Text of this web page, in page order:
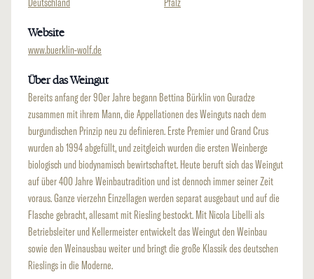
Website
www.buerklin-wolf.de
Über das Weingut
Bereits anfang der 90er Jahre begann Bettina Bürklin von Guradze
zusammen mit ihrem Mann, die Appellationen des Weinguts nach dem
burgundischen Prinzip neu zu definieren. Erste Premier und Grand Crus
wurden ab 1994 abgefüllt, und zeitgleich wurden die ersten Weinberge
biologisch und biodynamisch bewirtschaftet. Heute beruft sich das Weingut
auf über 400 Jahre Weinbautradition und ist dennoch immer seiner Zeit
voraus. Ganze vierzehn Einzellagen werden separat ausgebaut und auf die
Flasche gebracht, allesamt mit Riesling bestockt. Mit Nicola Libelli als
Betriebsleiter und Kellermeister entwickelt das Weingut den Weinbau
sowie den Weinausbau weiter und bringt die große Klassik des deutschen
Rieslings in die Moderne.